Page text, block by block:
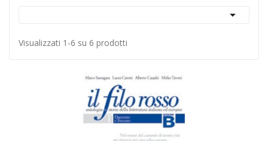

Visualizzati 1-6 su 6 prodotti